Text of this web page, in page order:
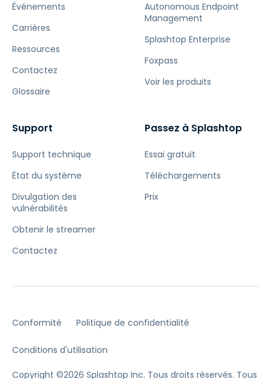
Événements
Carrières
Ressources
Contactez
Glossaire
Autonomous Endpoint
Management
Splashtop Enterprise
Foxpass
Voir les produits
Support
Support technique
État du système
Divulgation des
vulnérabilités
Obtenir le streamer
Contactez
Passez à Splashtop
Essai gratuit
Téléchargements
Prix
Conformité Politique de confidentialité
Conditions d'utilisation
Copyright ©2026 Splashtop Inc. Tous droits réservés. Tous